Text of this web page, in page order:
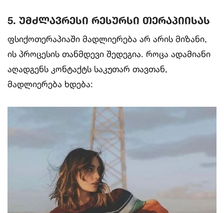
5. უმძლავრესი რესურსი თერაპიისას
ფსიქოთერაპიაში მადლიერება არ არის მიზანი,
ის პროცესის თანმდევი შედეგია. როცა ადამიანი
აღადგენს კონტაქტს საკუთარ თავთან,
მადლიერება ხდება: